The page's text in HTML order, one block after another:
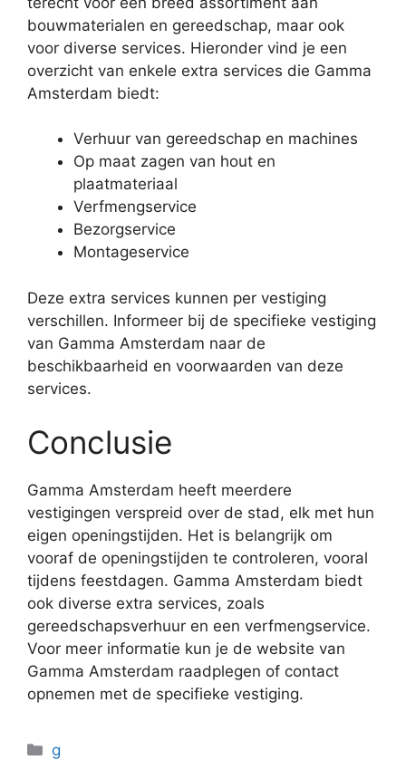
bouwmaterialen en gereedschap, maar ook
voor diverse services. Hieronder vind je een
overzicht van enkele extra services die Gamma
Amsterdam biedt:
Verhuur van gereedschap en machines
Op maat zagen van hout en
plaatmateriaal
Verfmengservice
Bezorgservice
Montageservice
Deze extra services kunnen per vestiging
verschillen. Informeer bij de specifieke vestiging
van Gamma Amsterdam naar de
beschikbaarheid en voorwaarden van deze
services.
Conclusie
Gamma Amsterdam heeft meerdere
vestigingen verspreid over de stad, elk met hun
eigen openingstijden. Het is belangrijk om
vooraf de openingstijden te controleren, vooral
tijdens feestdagen. Gamma Amsterdam biedt
ook diverse extra services, zoals
gereedschapsverhuur en een verfmengservice.
Voor meer informatie kun je de website van
Gamma Amsterdam raadplegen of contact
opnemen met de specifieke vestiging.
Categorieën
g